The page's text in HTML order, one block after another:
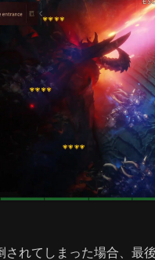
されてしまった場合、最